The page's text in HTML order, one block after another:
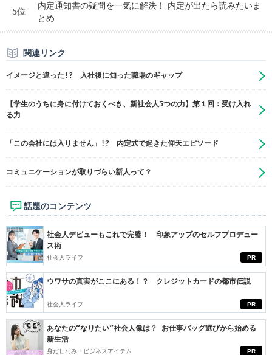
5位
内定通知書の疑問を一気に解決！ 内定が出たら読みたいま
とめ
関連リンク
イメージと違った!? 入社後に知った職場のギャップ
【学生のうちに身に付けておくべき、新社会人5つの力】第１回：受け入れ
る力
「この会社には入りません」!? 内定式で起きた仰天エピソード
コミュニケーションが取りづらい新人って？
話題のコンテンツ
PR
社会人デビューもこれで完璧！ 印象アップのセルフプロデュー
ス術
社会人ライフ
PR
ウワサの真実がここにある！？ クレジットカードの都市伝説
社会人ライフ
PR
あなたの“なりたい”社会人像は？ お仕事バッグ選びから始める
新生活
身だしなみ・ビジネスアイテム